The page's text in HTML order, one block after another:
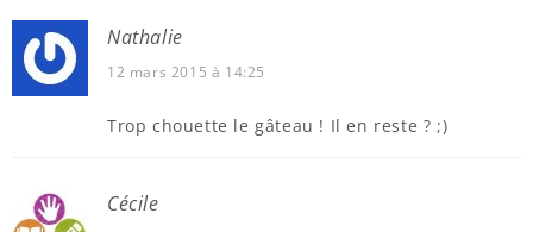
Nathalie
12 mars 2015 à 14:25
Trop chouette le gâteau ! Il en reste ? ;)
Cécile